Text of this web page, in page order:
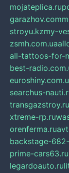
mojateplica.ru
garazhov.com
stroyu.kzmy-
zsmh.com.ua
all-tattoos-for-
best-
searchus-
transgazstroy.ru
xtreme-rp.ru
orenferma.ru
backstage-
prime-cars63.ru
legardoauto.ru